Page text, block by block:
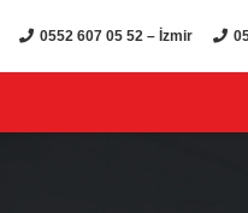
0552 607 05 52 – İzmir